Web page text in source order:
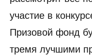
участие в
Призовой фонд
тремя лучшими